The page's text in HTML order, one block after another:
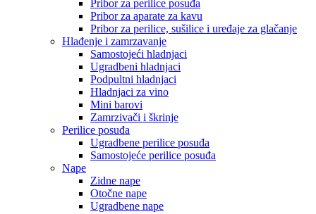
Pribor za perilice posuđa
Pribor za aparate za kavu
Pribor za perilice, sušilice i uređaje za glačanje
Hlađenje i zamrzavanje
Samostojeći hladnjaci
Ugradbeni hladnjaci
Podpultni hladnjaci
Hladnjaci za vino
Mini barovi
Zamrzivači i škrinje
Perilice posuđa
Ugradbene perilice posuđa
Samostojeće perilice posuđa
Nape
Zidne nape
Otočne nape
Ugradbene nape